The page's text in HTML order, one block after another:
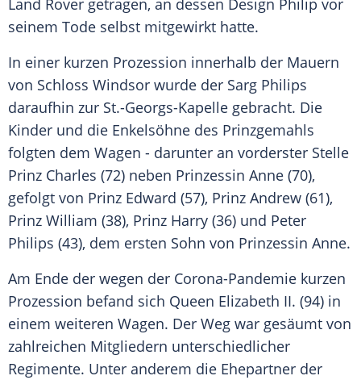
Land Rover getragen, an dessen Design Philip vor
seinem Tode selbst mitgewirkt hatte.
In einer kurzen Prozession innerhalb der Mauern
von Schloss Windsor wurde der Sarg Philips
daraufhin zur St.-Georgs-Kapelle gebracht. Die
Kinder und die Enkelsöhne des Prinzgemahls
folgten dem Wagen - darunter an vorderster Stelle
Prinz Charles (72) neben Prinzessin Anne (70),
gefolgt von Prinz Edward (57), Prinz Andrew (61),
Prinz William (38), Prinz Harry (36) und Peter
Philips (43), dem ersten Sohn von Prinzessin Anne.
Am Ende der wegen der Corona-Pandemie kurzen
Prozession befand sich Queen Elizabeth II. (94) in
einem weiteren Wagen. Der Weg war gesäumt von
zahlreichen Mitgliedern unterschiedlicher
Regimente. Unter anderem die Ehepartner der